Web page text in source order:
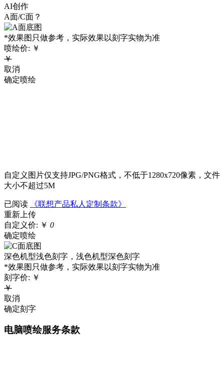
AI创作
A面/C面？
*效果图只做参考，实际效果以刻字实物为准
喷绘价: ￥
￥
取消
确定喷绘
自定义图片仅支持JPG/PNG格式，不低于1280x720像素，文件
大小不超过5M
已阅读
《联想产品私人定制条款》
重新上传
自定义价: ￥ 0
确定喷绘
深色机型浅色刻字，浅色机型深色刻字
*效果图只做参考，实际效果以刻字实物为准
刻字价: ￥
￥
取消
确定刻字
电脑喷绘服务条款